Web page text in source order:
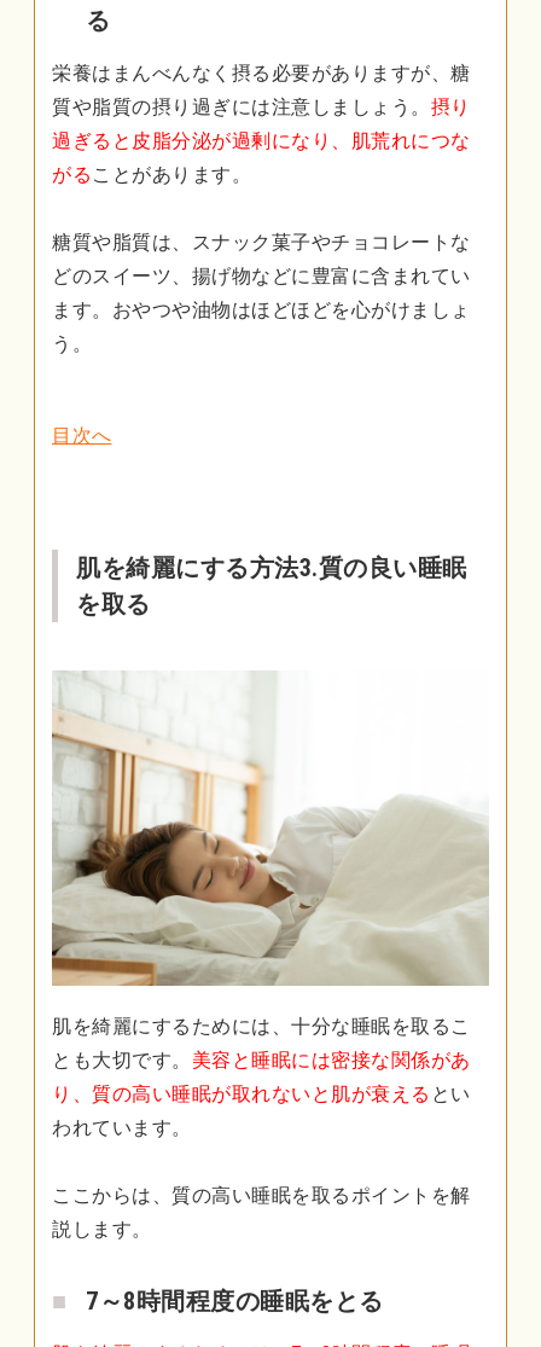
る
栄養はまんべんなく摂る必要がありますが、糖
質や脂質の摂り過ぎには注意しましょう。 摂り
過ぎると皮脂分泌が過剰になり、肌荒れにつな
がる ことがあります。
糖質や脂質は、スナック菓子やチョコレートな
どのスイーツ、揚げ物などに豊富に含まれてい
ます。おやつや油物はほどほどを心がけましょ
う。
目次へ
肌を綺麗にする方法3.質の良い睡眠
を取る
肌を綺麗にするためには、十分な睡眠を取るこ
とも大切です。 美容と睡眠には密接な関係があ
り、質の高い睡眠が取れないと肌が衰える とい
われています。
ここからは、質の高い睡眠を取るポイントを解
説します。
7～8時間程度の睡眠をとる